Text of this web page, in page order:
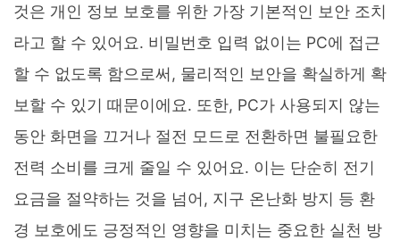
것은 개인 정보 보호를 위한 가장 기본적인 보안 조치
라고 할 수 있어요. 비밀번호 입력 없이는 PC에 접근
할 수 없도록 함으로써, 물리적인 보안을 확실하게 확
보할 수 있기 때문이에요. 또한, PC가 사용되지 않는
동안 화면을 끄거나 절전 모드로 전환하면 불필요한
전력 소비를 크게 줄일 수 있어요. 이는 단순히 전기
요금을 절약하는 것을 넘어, 지구 온난화 방지 등 환
경 보호에도 긍정적인 영향을 미치는 중요한 실천 방